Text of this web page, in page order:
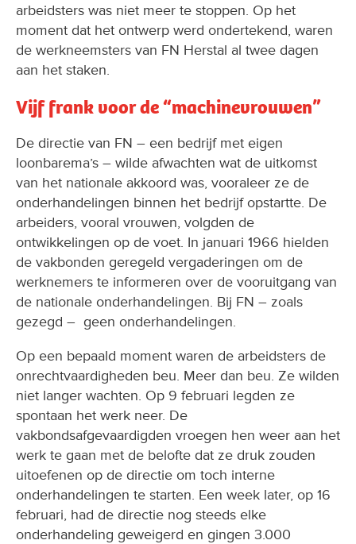
arbeidsters was niet meer te stoppen. Op het
moment dat het ontwerp werd ondertekend, waren
de werkneemsters van FN Herstal al twee dagen
aan het staken.
Vijf frank voor de “machinevrouwen”
De directie van FN – een bedrijf met eigen
loonbarema’s – wilde afwachten wat de uitkomst
van het nationale akkoord was, vooraleer ze de
onderhandelingen binnen het bedrijf opstartte. De
arbeiders, vooral vrouwen, volgden de
ontwikkelingen op de voet. In januari 1966 hielden
de vakbonden geregeld vergaderingen om de
werknemers te informeren over de vooruitgang van
de nationale onderhandelingen. Bij FN – zoals
gezegd – geen onderhandelingen.
Op een bepaald moment waren de arbeidsters de
onrechtvaardigheden beu. Meer dan beu. Ze wilden
niet langer wachten. Op 9 februari legden ze
spontaan het werk neer. De
vakbondsafgevaardigden vroegen hen weer aan het
werk te gaan met de belofte dat ze druk zouden
uitoefenen op de directie om toch interne
onderhandelingen te starten. Een week later, op 16
februari, had de directie nog steeds elke
onderhandeling geweigerd en gingen 3.000